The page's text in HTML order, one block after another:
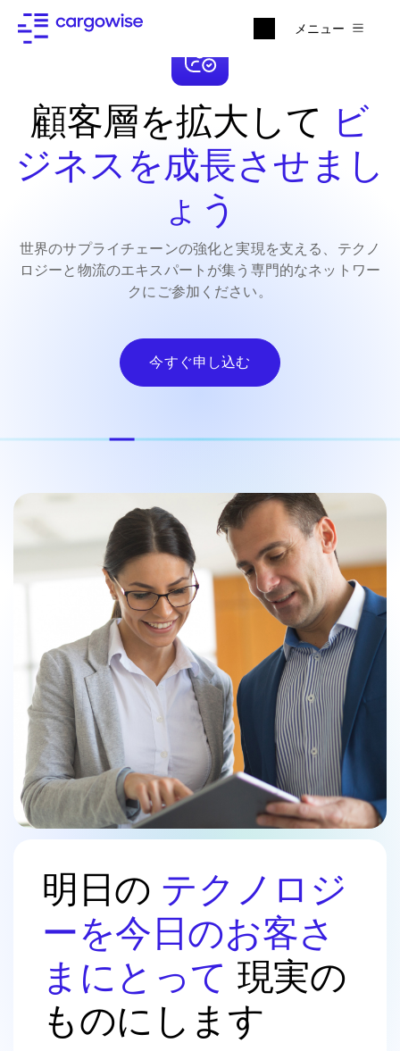
メニュー
顧客層を拡大して ビ
ジネスを成長させまし
ょう
世界のサプライチェーンの強化と実現を支える、テクノ
ロジーと物流のエキスパートが集う専門的なネットワー
クにご参加ください。
今すぐ申し込む
明日の テクノロジ
ーを今日のお客さ
まにとって 現実の
ものにします